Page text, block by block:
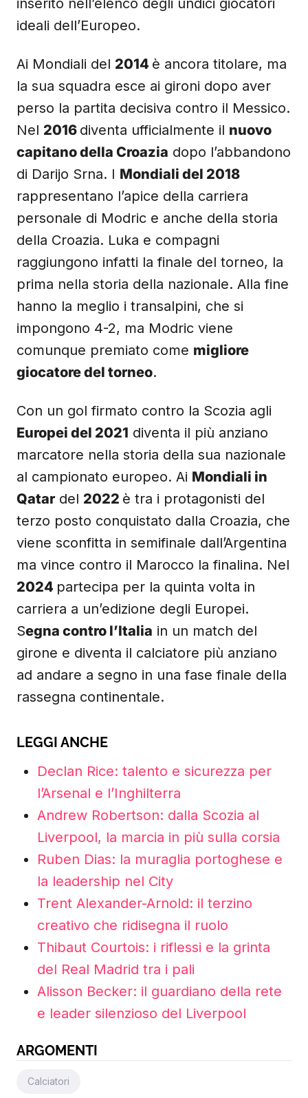
inserito nell’elenco degli undici giocatori
ideali dell’Europeo.
Ai Mondiali del 2014 è ancora titolare, ma
la sua squadra esce ai gironi dopo aver
perso la partita decisiva contro il Messico.
Nel 2016 diventa ufficialmente il nuovo
capitano della Croazia dopo l’abbandono
di Darijo Srna. I Mondiali del 2018
rappresentano l’apice della carriera
personale di Modric e anche della storia
della Croazia. Luka e compagni
raggiungono infatti la finale del torneo, la
prima nella storia della nazionale. Alla fine
hanno la meglio i transalpini, che si
impongono 4-2, ma Modric viene
comunque premiato come migliore
giocatore del torneo.
Con un gol firmato contro la Scozia agli
Europei del 2021 diventa il più anziano
marcatore nella storia della sua nazionale
al campionato europeo. Ai Mondiali in
Qatar del 2022 è tra i protagonisti del
terzo posto conquistato dalla Croazia, che
viene sconfitta in semifinale dall’Argentina
ma vince contro il Marocco la finalina. Nel
2024 partecipa per la quinta volta in
carriera a un’edizione degli Europei.
Segna contro l’Italia in un match del
girone e diventa il calciatore più anziano
ad andare a segno in una fase finale della
rassegna continentale.
LEGGI ANCHE
Declan Rice: talento e sicurezza per
l’Arsenal e l’Inghilterra
Andrew Robertson: dalla Scozia al
Liverpool, la marcia in più sulla corsia
Ruben Dias: la muraglia portoghese e
la leadership nel City
Trent Alexander-Arnold: il terzino
creativo che ridisegna il ruolo
Thibaut Courtois: i riflessi e la grinta
del Real Madrid tra i pali
Alisson Becker: il guardiano della rete
e leader silenzioso del Liverpool
ARGOMENTI
Calciatori